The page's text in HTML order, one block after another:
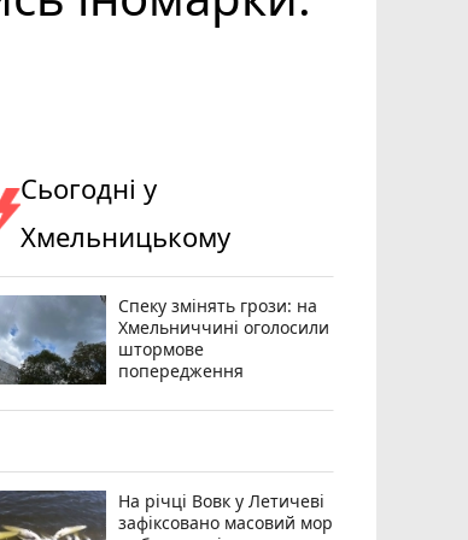
Сьогодні у
Хмельницькому
Спеку змінять грози: на
Хмельниччині оголосили
штормове
попередження
На річці Вовк у Летичеві
зафіксовано масовий мор